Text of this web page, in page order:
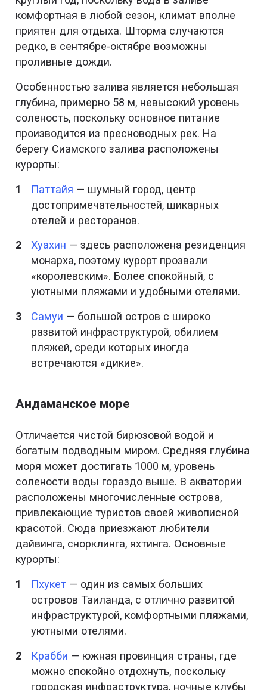
комфортная в любой сезон, климат вполне
приятен для отдыха. Шторма случаются
редко, в сентябре-октябре возможны
проливные дожди.
Особенностью залива является небольшая
глубина, примерно 58 м, невысокий уровень
соленость, поскольку основное питание
производится из пресноводных рек. На
берегу Сиамского залива расположены
курорты:
Паттайя — шумный город, центр
достопримечательностей, шикарных
отелей и ресторанов.
Хуахин — здесь расположена резиденция
монарха, поэтому курорт прозвали
«королевским». Более спокойный, с
уютными пляжами и удобными отелями.
Самуи — большой остров с широко
развитой инфраструктурой, обилием
пляжей, среди которых иногда
встречаются «дикие».
Андаманское море
Отличается чистой бирюзовой водой и
богатым подводным миром. Средняя глубина
моря может достигать 1000 м, уровень
солености воды гораздо выше. В акватории
расположены многочисленные острова,
привлекающие туристов своей живописной
красотой. Сюда приезжают любители
дайвинга, снорклинга, яхтинга. Основные
курорты:
Пхукет— один из самых больших
островов Таиланда, с отлично развитой
инфраструктурой, комфортными пляжами,
уютными отелями.
Крабби — южная провинция страны, где
можно спокойно отдохнуть, поскольку
городская инфраструктура, ночные клубы